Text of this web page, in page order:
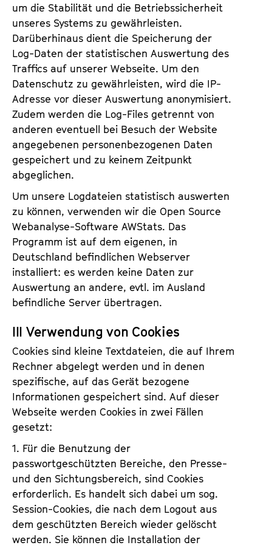
um die Stabilität und die Betriebssicherheit
unseres Systems zu gewährleisten.
Darüberhinaus dient die Speicherung der
Log-Daten der statistischen Auswertung des
Traffics auf unserer Webseite. Um den
Datenschutz zu gewährleisten, wird die IP-
Adresse vor dieser Auswertung anonymisiert.
Zudem werden die Log-Files getrennt von
anderen eventuell bei Besuch der Website
angegebenen personenbezogenen Daten
gespeichert und zu keinem Zeitpunkt
abgeglichen.
Um unsere Logdateien statistisch auswerten
zu können, verwenden wir die Open Source
Webanalyse-Software AWStats. Das
Programm ist auf dem eigenen, in
Deutschland befindlichen Webserver
installiert: es werden keine Daten zur
Auswertung an andere, evtl. im Ausland
befindliche Server übertragen.
III Verwendung von Cookies
Cookies sind kleine Textdateien, die auf Ihrem
Rechner abgelegt werden und in denen
spezifische, auf das Gerät bezogene
Informationen gespeichert sind. Auf dieser
Webseite werden Cookies in zwei Fällen
gesetzt:
1. Für die Benutzung der
passwortgeschützten Bereiche, den Presse-
und den Sichtungsbereich, sind Cookies
erforderlich. Es handelt sich dabei um sog.
Session-Cookies, die nach dem Logout aus
dem geschützten Bereich wieder gelöscht
werden. Sie können die Installation der